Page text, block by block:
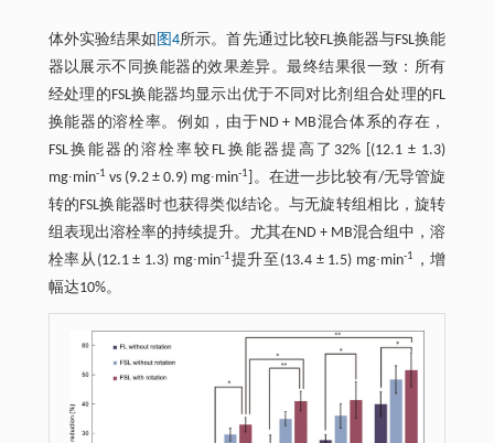
体外实验结果如 图4所示。首先通过比较FL换能器与FSL换能
器以展示不同换能器的效果差异。最终结果很一致：所有
经处理的FSL换能器均显示出优于不同对比剂组合处理的FL
换能器的溶栓率。例如，由于ND + MB混合体系的存在，
FSL换能器的溶栓率较FL换能器提高了32% [(12.1 ± 1.3)
mg∙min-1 vs (9.2 ± 0.9) mg∙min-1 ]。在进一步比较有/无导管旋
转的FSL换能器时也获得类似结论。与无旋转组相比，旋转
组表现出溶栓率的持续提升。尤其在ND + MB混合组中，溶
栓率从(12.1 ± 1.3) mg∙min-1提升至(13.4 ± 1.5) mg∙min-1
，增
幅达10%。